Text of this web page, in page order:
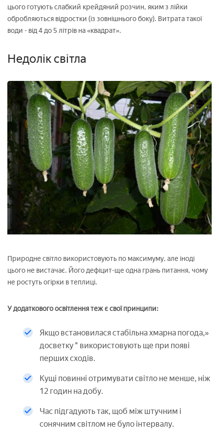
цього готують слабкий крейдяний розчин, яким з лійки
обробляються відростки (із зовнішнього боку). Витрата такої
води - від 4 до 5 літрів на «квадрат».
Недолік світла
Природне світло використовують по максимуму, але іноді
цього не вистачає. Його дефіцит-ще одна грань питання, чому
не ростуть огірки в теплиці.
У додаткового освітлення теж є свої принципи:
Якщо встановилася стабільна хмарна погода,»
досветку " використовують ще при появі
перших сходів.
Кущі повинні отримувати світло не менше, ніж
12 годин на добу.
Час підгадують так, щоб між штучним і
сонячним світлом не було інтервалу.